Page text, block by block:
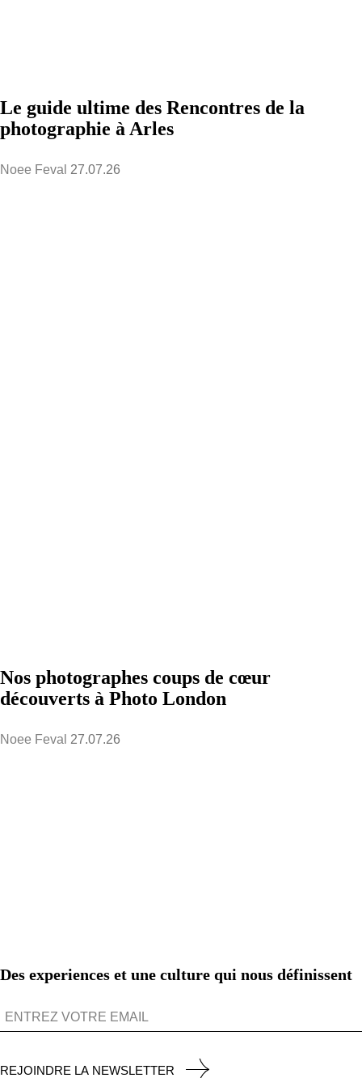
Le guide ultime des Rencontres de la
photographie à Arles
Noee Feval 27.07.26
Nos photographes coups de cœur
découverts à Photo London
Noee Feval 27.07.26
Des experiences et une culture qui nous définissent
REJOINDRE LA NEWSLETTER